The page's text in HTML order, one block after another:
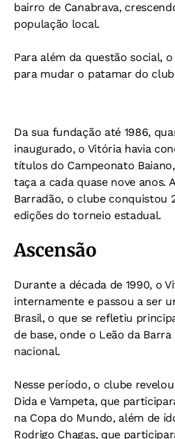
bairro de Canabrava,
população local.
Para além da questão social,
para mudar o patamar do
Da sua fundação até 1986,
inaugurado, o Vitória havia
títulos do Campeonato
taça a cada quase nove anos.
Barradão, o clube conquistou
edições do torneio estadual.
Ascensão
Durante a década de 1990, o
internamente e passou a ser
Brasil, o que se refletiu
de base, onde o Leão da
nacional.
Nesse período, o clube
Dida e Vampeta, que
na Copa do Mundo, além de
Rodrigo Chagas, que